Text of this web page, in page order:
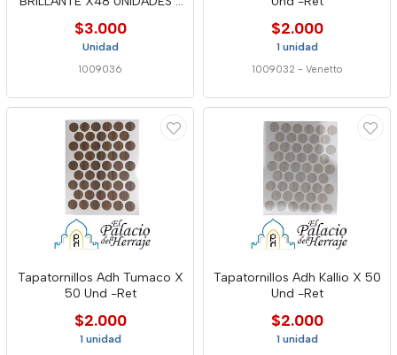
$3.000
Unidad
1009036
$2.000
1 unidad
1009032 - Venetto
Tapatornillos Adh Tumaco X
50 Und -Ret
$2.000
1 unidad
Tapatornillos Adh Kallio X 50
Und -Ret
$2.000
1 unidad